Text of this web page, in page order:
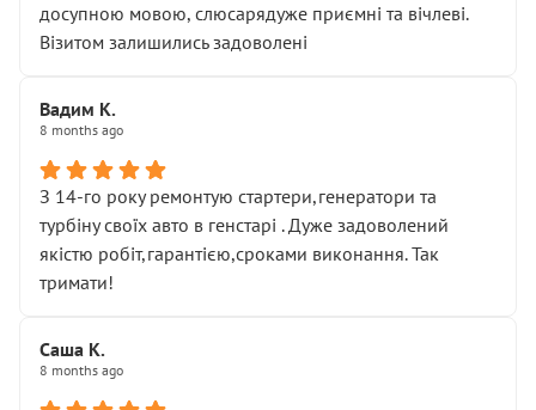
досупною мовою, слюсарядуже приємні та вічлеві.
Візитом залишились задоволені
Вадим К.
8 months ago
З 14-го року ремонтую стартери,генератори та
турбіну своїх авто в генстарі . Дуже задоволений
якістю робіт,гарантією,сроками виконання. Так
тримати!
Саша К.
8 months ago